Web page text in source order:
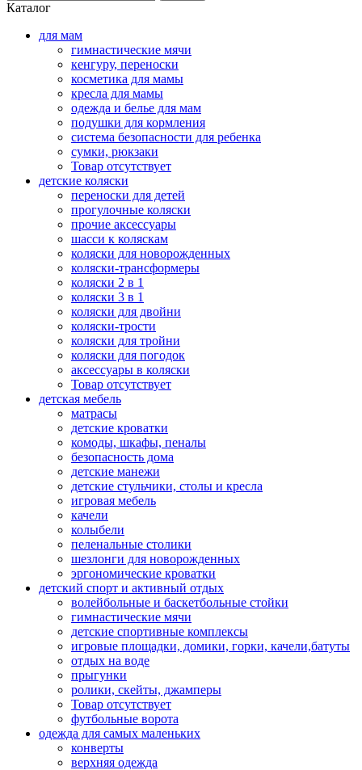
Каталог
для мам
гимнастические мячи
кенгуру, переноски
косметика для мамы
кресла для мамы
одежда и белье для мам
подушки для кормления
система безопасности для ребенка
сумки, рюкзаки
Товар отсутствует
детские коляски
переноски для детей
прогулочные коляски
прочие аксессуары
шасси к коляскам
коляски для новорожденных
коляски-трансформеры
коляски 2 в 1
коляски 3 в 1
коляски для двойни
коляски-трости
коляски для тройни
коляски для погодок
аксессуары в коляски
Товар отсутствует
детская мебель
матрасы
детские кроватки
комоды, шкафы, пеналы
безопасность дома
детские манежи
детские стульчики, столы и кресла
игровая мебель
качели
колыбели
пеленальные столики
шезлонги для новорожденных
эргономические кроватки
детский спорт и активный отдых
волейбольные и баскетбольные стойки
гимнастические мячи
детские спортивные комплексы
игровые площадки, домики, горки, качели,батуты
отдых на воде
прыгунки
ролики, скейты, джамперы
Товар отсутствует
футбольные ворота
одежда для самых маленьких
конверты
верхняя одежда